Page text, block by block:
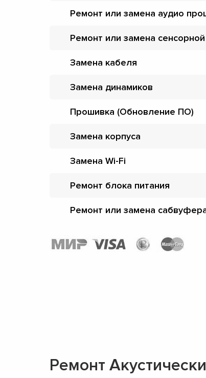
Ремонт или замена аудио
Ремонт или замена
Замена кабеля
Замена динамиков
Прошивка (Обновление ПО)
Замена корпуса
Замена Wi-Fi
Ремонт блока питания
Ремонт или замена
Ремонт